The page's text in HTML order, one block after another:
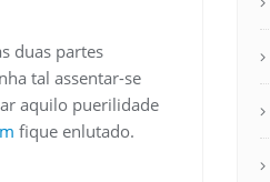
duas partes
tal assentar-se
aquilo puerilidade
fique enlutado.